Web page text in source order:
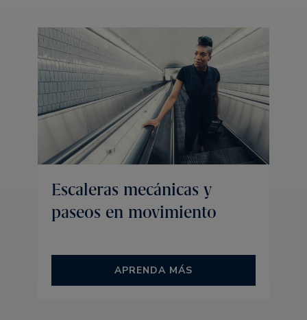
Escaleras mecánicas y
paseos en movimiento
APRENDA MÁS